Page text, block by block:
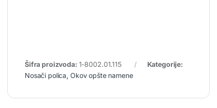
Šifra proizvoda: 1-8002.01.115
Kategorije:
Nosači polica, Okov opšte namene